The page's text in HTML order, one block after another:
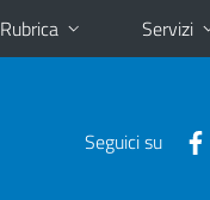
Rubrica Servizi
Seguici su